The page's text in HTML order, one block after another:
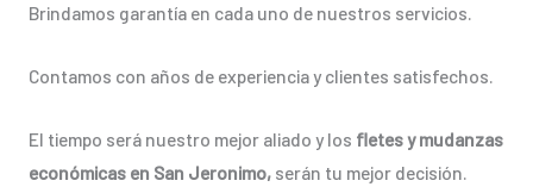
Brindamos garantía en cada uno de nuestros servicios.
Contamos con años de experiencia y clientes satisfechos.
El tiempo será nuestro mejor aliado y los fletes y mudanzas
económicas en San Jeronimo, serán tu mejor decisión.